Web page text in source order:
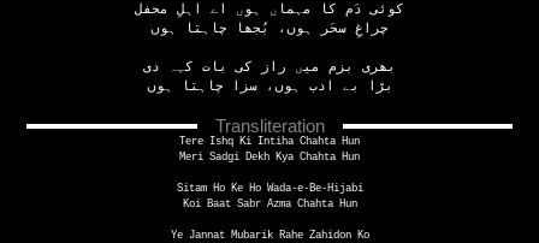
کوئی دَم کا مہماں ہوں اے اہلِ محفل
چراغِ سحَر ہوں، بُجھا چاہتا ہوں
بھری بزم میں راز کی بات کہہ دی
بڑا بے ادب ہوں، سزا چاہتا ہوں
Transliteration
Tere Ishq Ki Intiha Chahta Hun
Meri Sadgi Dekh Kya Chahta Hun
Sitam Ho Ke Ho Wada-e-Be-Hijabi
Koi Baat Sabr Azma Chahta Hun
Ye Jannat Mubarik Rahe Zahidon Ko